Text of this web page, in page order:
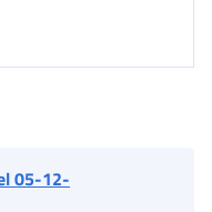
05-12-